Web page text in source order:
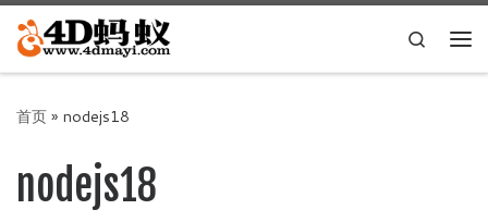
Skip to content
Search
首页» nodejs18
nodejs18